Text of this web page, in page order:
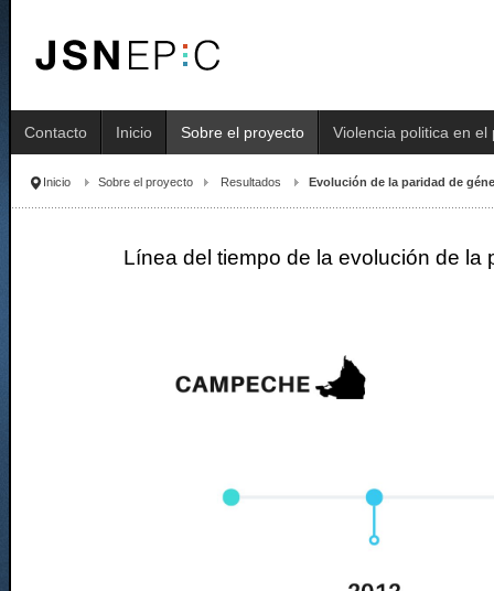
Contacto Inicio Sobre el proyecto Violencia politica en
Inicio Sobre el proyecto Resultados Evolución de la paridad de
Línea del tiempo de la evolución de